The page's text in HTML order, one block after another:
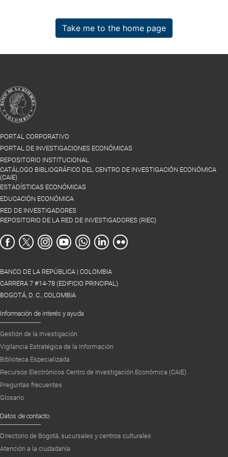
Take me to the home page
PORTAL CORPORATIVO
PORTAL DE INVESTIGACIONES ECONÓMICAS
REPOSITORIO INSTITUCIONAL
CATÁLOGO BIBLIOGRÁFICO DEL CENTRO DE INVESTIGACIÓN ECONÓMICA
(CAIE)
ESTADÍSTICAS ECONÓMICAS
EDUCACIÓN ECONÓMICA
RED DE INVESTIGADORES
REPOSITORIO DE LA RED DE INVESTIGADORES (RIEC)
BANCO DE LA REPÚBLICA | COLOMBIA
CARRERA 7 #14-78 (EDIFICIO PRINCIPAL)
BOGOTÁ, D. C., COLOMBIA
Información de interés y ayuda
Gestión de la Investigación
Vigilancia Estratégica de la Información
Biblioteca Especializada
Recursos Electrónicos Centro de Investigación Económica (CAIE)
Preguntas frecuentes
Glosario
Datos de contacto
Directorio de Bogotá, sucursales y centros culturales
Atención a la ciudadanía